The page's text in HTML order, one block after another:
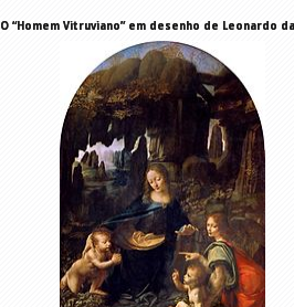
O “Homem Vitruviano” em desenho de Leonardo